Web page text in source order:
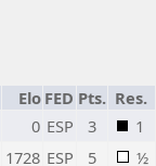
Elo FED Pts. Res.
0 ESP 3
1
1728 ESP 5
½